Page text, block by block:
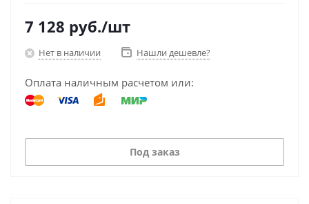
7 128 руб./шт
Нет в наличии Нашли дешевле?
Оплата наличным расчетом или:
Под заказ